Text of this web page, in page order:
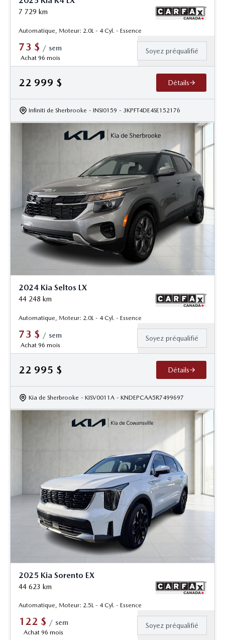
7 729 km
Automatique, Moteur: 2.0L - 4 Cyl. - Essence
73 $ / sem
Achat 96 mois
Soyez préqualifié
22 999 $ Détails
Infiniti de Sherbrooke - INSI0159 - 3KPFT4DE4SE152176
2024 Kia Seltos LX
44 248 km
Automatique, Moteur: 2.0L - 4 Cyl. - Essence
73 $ / sem
Achat 96 mois
Soyez préqualifié
22 995 $ Détails
Kia de Sherbrooke - KISV0011A - KNDEPCAA5R7499697
2025 Kia Sorento EX
44 623 km
Automatique, Moteur: 2.5L - 4 Cyl. - Essence
122 $ / sem
Achat 96 mois
Soyez préqualifié